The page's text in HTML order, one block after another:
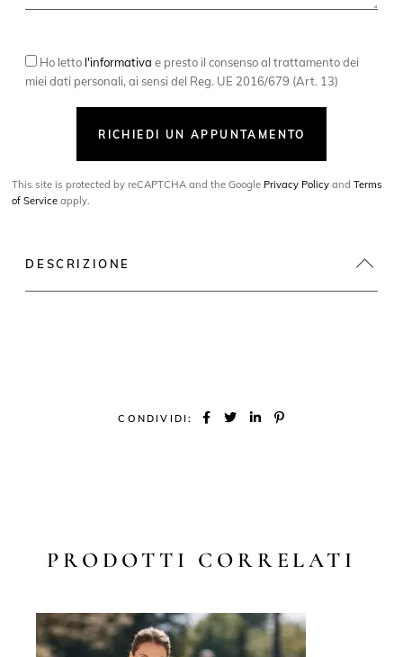
Ho letto l'informativa e presto il consenso al trattamento dei
miei dati personali, ai sensi del Reg. UE 2016/679 (Art. 13)
RICHIEDI UN APPUNTAMENTO
This site is protected by reCAPTCHA and the Google Privacy Policy andTerms
of Service apply.
DESCRIZIONE
CONDIVIDI:
PRODOTTI CORRELATI